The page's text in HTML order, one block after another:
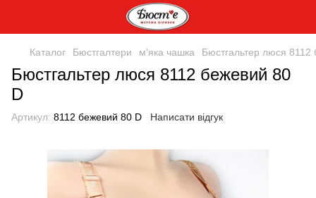
Каталог Бюстгалтери м'яка чашка Бюстгальтер люся 8112
Бюстгальтер люся 8112 бежевий 80
D
Артикул: 8112 бежевий 80 D Написати відгук